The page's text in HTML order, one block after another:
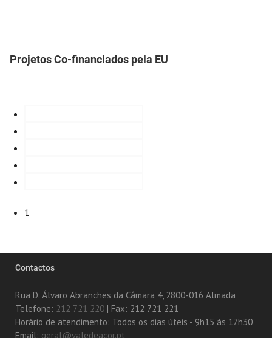
Projetos Co-financiados pela EU
1
Contactos
Rua D. Álvaro Abranches da Câmara 4, 2800-016 Almada
Telefone: 212 721 220 | Fax: 212 721 221
Horário de atendimento: Todos os dias úteis - 9h15 às 17h30
Email: geral@valedeacor.pt